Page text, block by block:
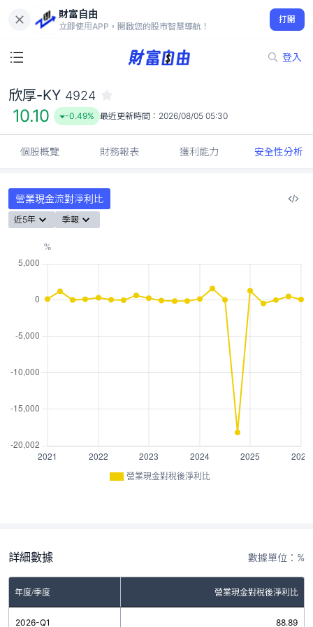
財富自由
立即使用APP，開啟您的股市智慧導航！
打開
登入
10.10
-0.49%
欣厚-KY 4924
10.10 -0.49% 最近更新時間： 2026/08/05 05:30
個股概覽 財務報表 獲利能力 安全性分析
營業現金流對淨利比
近5年 季報
營業現金對稅後淨利比
詳細數據 數據單位：%
年度/季度 營業現金對稅後淨利比
2026-Q1 88.89